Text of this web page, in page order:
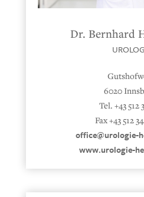
Dr. Bernhard
6020
Tel. +43 512
Fax +43 512
office@urologie-
www.urologie-